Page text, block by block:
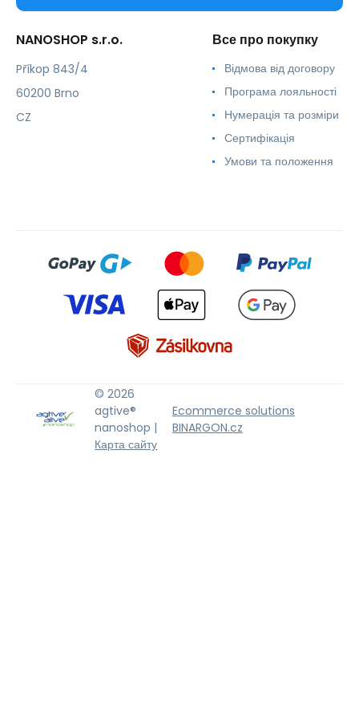
NANOSHOP s.r.o.
Příkop 843/4
60200 Brno
CZ
Все про покупку
Відмова від договору
Програма лояльності
Нумерація та розміри
Сертифікація
Умови та положення
© 2026
agtive®
nanoshop |
Карта сайту
Ecommerce solutions
BINARGON.cz